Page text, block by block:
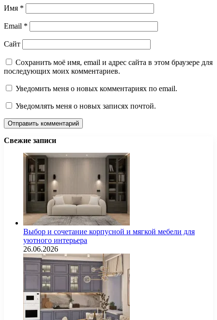
Имя *
Email *
Сайт
Сохранить моё имя, email и адрес сайта в этом браузере для
последующих моих комментариев.
Уведомить меня о новых комментариях по email.
Уведомлять меня о новых записях почтой.
Свежие записи
Выбор и сочетание корпусной и мягкой мебели для
уютного интерьера
26.06.2026